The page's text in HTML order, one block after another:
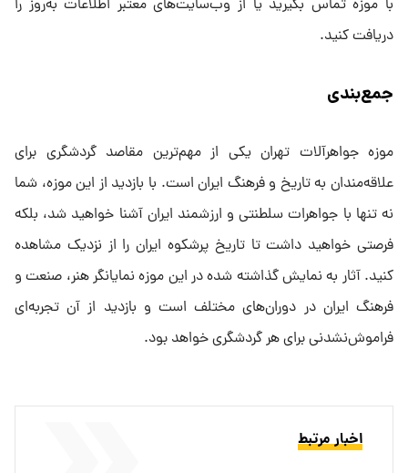
با موزه تماس بگیرید یا از وب‌سایت‌های معتبر اطلاعات به‌روز را
دریافت کنید.
جمع‌بندی
موزه جواهرآلات تهران یکی از مهم‌ترین مقاصد گردشگری برای
علاقه‌مندان به تاریخ و فرهنگ ایران است. با بازدید از این موزه، شما
نه تنها با جواهرات سلطنتی و ارزشمند ایران آشنا خواهید شد، بلکه
فرصتی خواهید داشت تا تاریخ پرشکوه ایران را از نزدیک مشاهده
کنید. آثار به نمایش گذاشته شده در این موزه نمایانگر هنر، صنعت و
فرهنگ ایران در دوران‌های مختلف است و بازدید از آن تجربه‌ای
فراموش‌نشدنی برای هر گردشگری خواهد بود.
اخبار مرتبط